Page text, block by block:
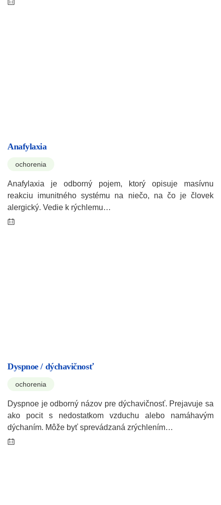
Anafylaxia
ochorenia
Anafylaxia je odborný pojem, ktorý opisuje masívnu
reakciu imunitného systému na niečo, na čo je človek
alergický. Vedie k rýchlemu…
Dyspnoe / dýchavičnosť
ochorenia
Dyspnoe je odborný názov pre dýchavičnosť. Prejavuje sa
ako pocit s nedostatkom vzduchu alebo namáhavým
dýchaním. Môže byť sprevádzaná zrýchlením…